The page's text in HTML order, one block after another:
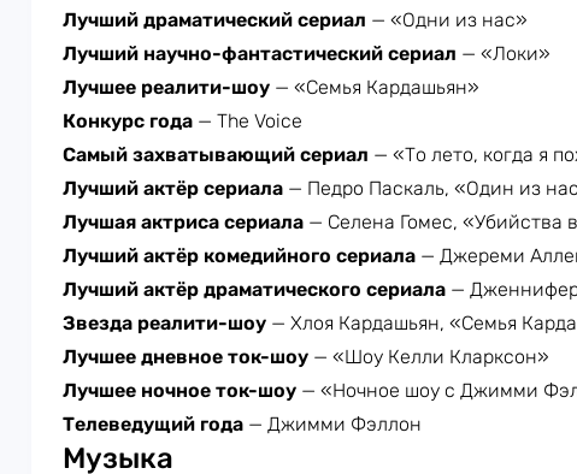
Лучший драматический сериал — «Одни из нас»
Лучший научно-фантастический сериал — «Локи»
Лучшее реалити-шоу — «Семья Кардашьян»
Конкурс года — The Voice
Самый захватывающий сериал — «То лето, когда я
Лучший актёр сериала — Педро Паскаль, «Один из
Лучшая актриса сериала — Селена Гомес, «Убийства
Лучший актёр комедийного сериала — Джереми
Лучший актёр драматического сериала —
Звезда реалити-шоу — Хлоя Кардашьян, «Семья
Лучшее дневное ток-шоу — «Шоу Келли Кларксон»
Лучшее ночное ток-шоу — «Ночное шоу с Джимми
Телеведущий года — Джимми Фэллон
Музыка